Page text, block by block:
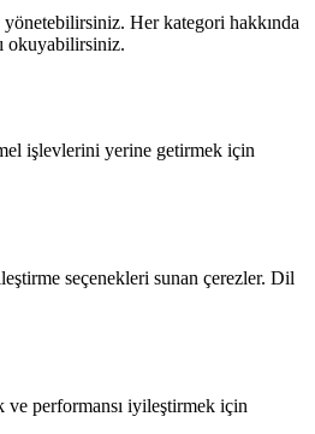
Her kategori hakkında
okuyabilirsiniz.
işlevlerini yerine getirmek için
seçenekleri sunan çerezler. Dil
ve performansı iyileştirmek için